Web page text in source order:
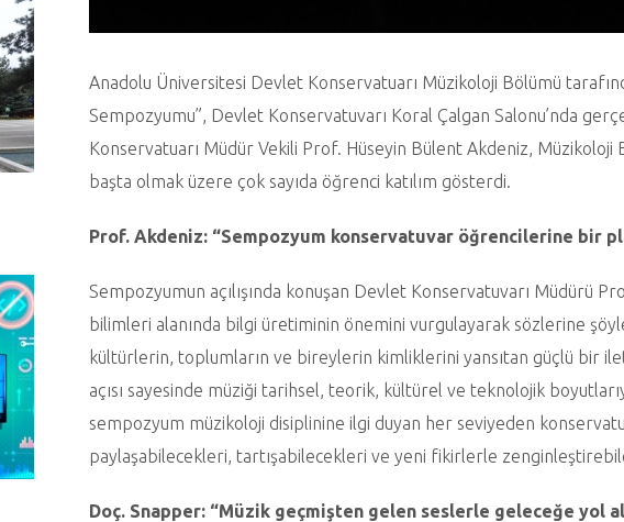
Anadolu Üniversitesi Devlet Konservatuarı Müzikoloji Bölümü
Sempozyumu”, Devlet Konservatuvarı Koral Çalgan Salonu’nda
Konservatuarı Müdür Vekili Prof. Hüseyin Bülent Akdeniz, Müzikoloji
başta olmak üzere çok sayıda öğrenci katılım gösterdi.
Prof. Akdeniz: “Sempozyum konservatuvar öğrencilerine bir
Sempozyumun açılışında konuşan Devlet Konservatuvarı Müdürü
bilimleri alanında bilgi üretiminin önemini vurgulayarak sözlerine
kültürlerin, toplumların ve bireylerin kimliklerini yansıtan güçlü bir
açısı sayesinde müziği tarihsel, teorik, kültürel ve teknolojik
sempozyum müzikoloji disiplinine ilgi duyan her seviyeden
paylaşabilecekleri, tartışabilecekleri ve yeni fikirlerle
Doç. Snapper: “Müzik geçmişten gelen seslerle geleceğe yol